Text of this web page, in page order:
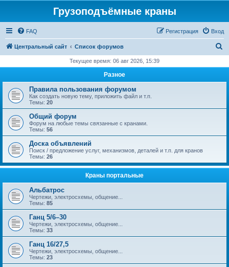
Грузоподъёмные краны
FAQ Вход
Регистрация
Центральный сайт Список форумов
с
Текущее время: 06 авг 2026, 15:39
Разное
Правила пользования форумом
Как создать новую тему, приложить файл и т.п.
Темы: 20
Общий форум
Форум на любые темы связанные с кранами.
Темы: 56
Доска объявлений
Поиск / предложение услуг, механизмов, деталей и т.п. для кранов
Темы: 26
Краны портальные
Альбатрос
Чертежи, электросхемы, общение...
Темы: 85
Ганц 5/6–30
Чертежи, электросхемы, общение...
Темы: 33
Ганц 16/27,5
Чертежи, электросхемы, общение...
Темы: 23